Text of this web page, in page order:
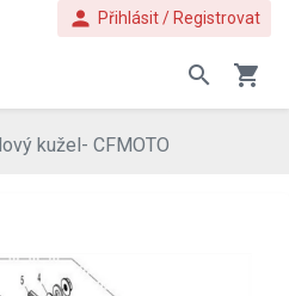
person Přihlásit / Registrovat
search shopping_cart
kužel- CFMOTO